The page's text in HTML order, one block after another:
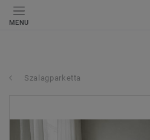
MENU
Szalagparketta